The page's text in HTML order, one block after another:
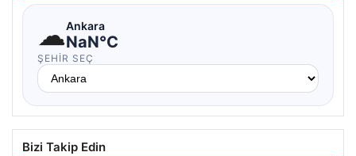
☁Ankara
NaN°C
ŞEHIR SEÇ
Bizi Takip Edin